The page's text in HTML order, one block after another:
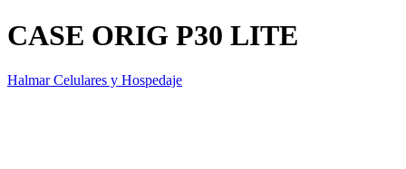
CASE ORIG P30 LITE
Halmar Celulares y Hospedaje